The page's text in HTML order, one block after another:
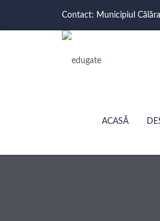
Contact: Municipiul
ACASĂ